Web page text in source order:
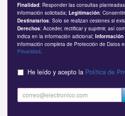
Finalidad: Responder las consultas
información solicitada; Legitimación:
Destinatarios: Solo se realizan cesiones si
Derechos: Acceder, rectificar y suprimir, así
indica en la información adicional; Información
información completa de Protección de Datos
Privacidad
He leído y acepto la Política de